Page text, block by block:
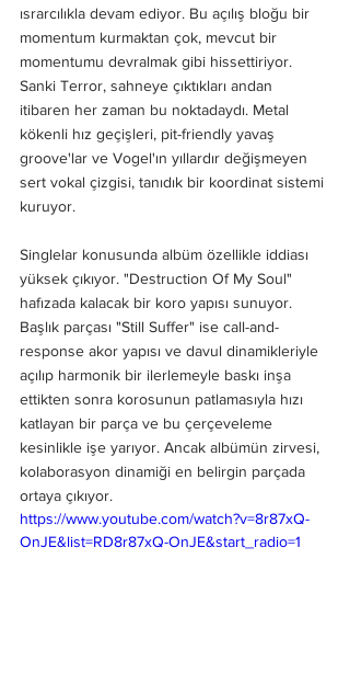
ısrarcılıkla devam ediyor. Bu açılış bloğu bir
momentum kurmaktan çok, mevcut bir
momentumu devralmak gibi hissettiriyor.
Sanki Terror, sahneye çıktıkları andan
itibaren her zaman bu noktadaydı. Metal
kökenli hız geçişleri, pit-friendly yavaş
groove'lar ve Vogel'ın yıllardır değişmeyen
sert vokal çizgisi, tanıdık bir koordinat sistemi
kuruyor.
Singlelar konusunda albüm özellikle iddiası
yüksek çıkıyor. "Destruction Of My Soul"
hafızada kalacak bir koro yapısı sunuyor.
Başlık parçası "Still Suffer" ise call-and-
response akor yapısı ve davul dinamikleriyle
açılıp harmonik bir ilerlemeyle baskı inşa
ettikten sonra korosunun patlamasıyla hızı
katlayan bir parça ve bu çerçeveleme
kesinlikle işe yarıyor. Ancak albümün zirvesi,
kolaborasyon dinamiği en belirgin parçada
ortaya çıkıyor.
https://www.youtube.com/watch?v=8r87xQ-
OnJE&list=RD8r87xQ-OnJE&start_radio=1